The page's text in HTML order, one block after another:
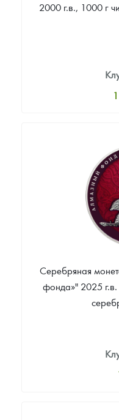
2000 г.в., 1000 г
Серебряная
фонда»" 2025 г.в.